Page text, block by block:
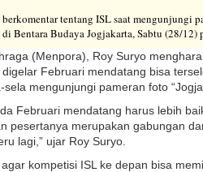
tentang ISL saat mengunjungi
di Bentara Budaya Jogjakarta, Sabtu (28/12)
(Menpora), Roy Suryo
Februari mendatang bisa
mengunjungi pameran foto
Februari mendatang harus lebih
pesertanya merupakan gabungan
lagi,” ujar Roy Suryo.
kompetisi ISL ke depan bisa